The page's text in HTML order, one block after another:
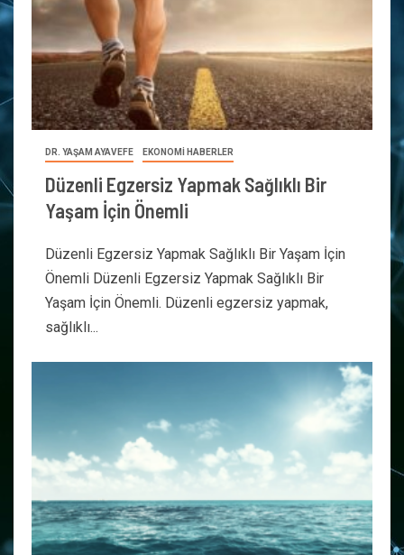
DR. YAŞAM AYAVEFE EKONOMİ HABERLER
Düzenli Egzersiz Yapmak Sağlıklı Bir
Yaşam İçin Önemli
Düzenli Egzersiz Yapmak Sağlıklı Bir Yaşam İçin
Önemli Düzenli Egzersiz Yapmak Sağlıklı Bir
Yaşam İçin Önemli. Düzenli egzersiz yapmak,
sağlıklı...